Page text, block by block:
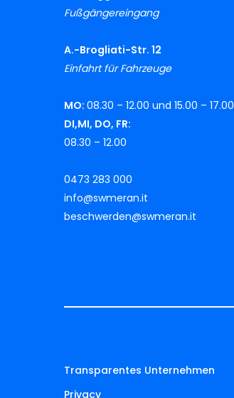
Fußgängereingang
A.-Brogliati-Str. 12
Einfahrt für Fahrzeuge
MO: 08.30 – 12.00 und 15.00 – 17.00
DI,MI, DO, FR:
08.30 – 12.00
0473 283 000
info@swmeran.it
beschwerden@swmeran.it
Transparentes Unternehmen
Privacy